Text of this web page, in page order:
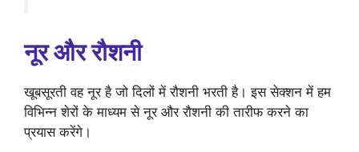
नूर और रौशनी
खूबसूरती वह नूर है जो दिलों में रौशनी भरती है। इस सेक्शन में हम
विभिन्न शेरों के माध्यम से नूर और रौशनी की तारीफ करने का
प्रयास करेंगे।